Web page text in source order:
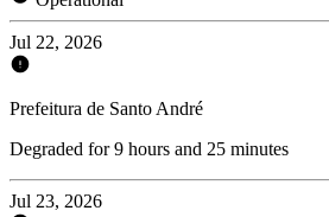
Jul 22, 2026
Prefeitura de Santo André
Degraded for 9 hours and 25 minutes
Jul 23, 2026